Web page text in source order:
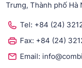
Trưng, Thành phố Hà
Tel: +84 (24)
Fax: +84 (24)
Email: